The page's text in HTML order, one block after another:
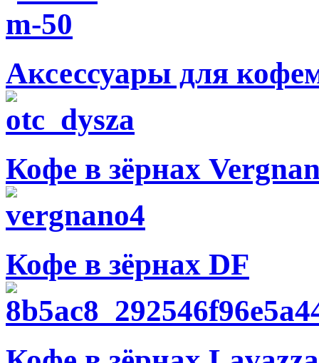
Аксессуары для
Кофе в зёрнах
Кофе в зёрнах DF